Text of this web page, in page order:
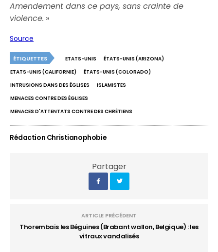
Amendement dans ce pays, sans crainte de
violence. »
Source
ÉTIQUETTES ETATS-UNIS
ÉTATS-UNIS (ARIZONA)
ETATS-UNIS (CALIFORNIE)
ÉTATS-UNIS (COLORADO)
INTRUSIONS DANS DES ÉGLISES
ISLAMISTES
MENACES CONTRE DES ÉGLISES
MENACES D'ATTENTATS CONTRE DES CHRÉTIENS
Rédaction Christianophobie
Partager
ARTICLE PRÉCÉDENT
Thorembais les Béguines (Brabant wallon, Belgique) : les
vitraux vandalisés